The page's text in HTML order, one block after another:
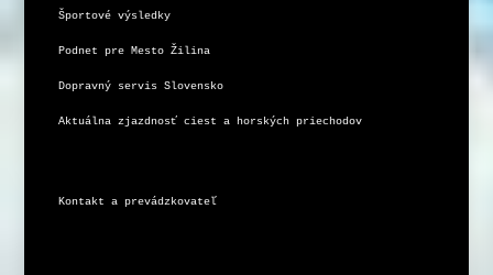
Športové výsledky
Podnet pre Mesto Žilina
Dopravný servis Slovensko
Aktuálna zjazdnosť ciest a horských priechodov
Kontakt a prevádzkovateľ